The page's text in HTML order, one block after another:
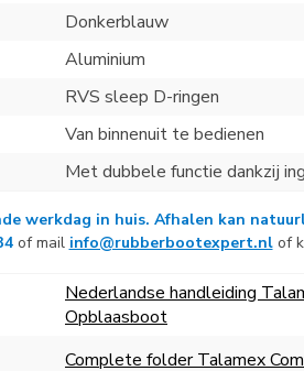
Donkerblauw
Aluminium
RVS sleep D-ringen
Van binnenuit te bedienen
Met dubbele functie dankzij
werkdag in huis. Afhalen kan
of mail info@rubberbootexpert.nl of
Nederlandse handleiding
Opblaasboot
Complete folder Talamex